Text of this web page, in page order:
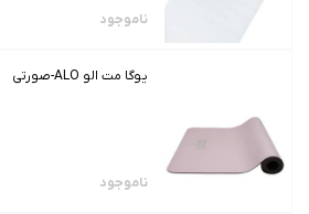
ناموجود
یوگا مت الو ALO-صورتی
ناموجود